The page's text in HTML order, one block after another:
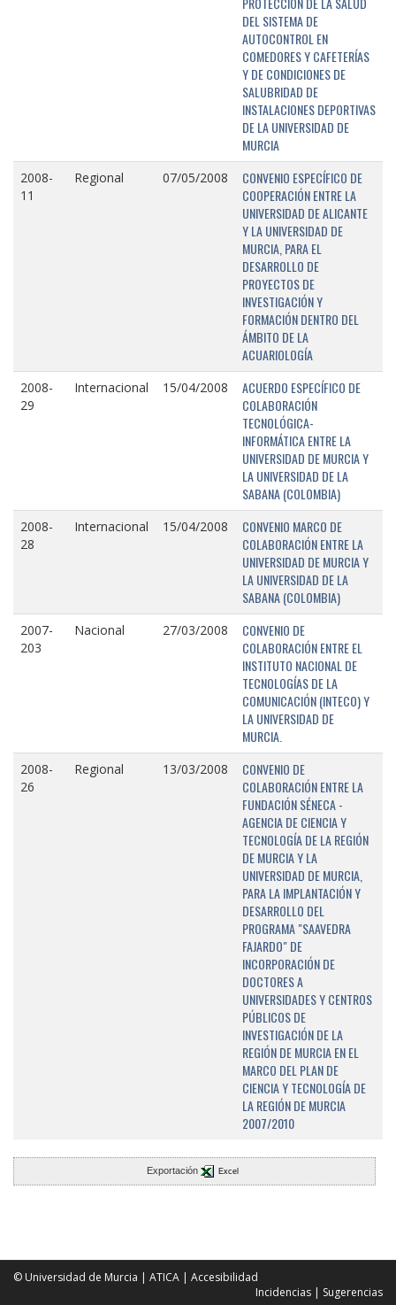
DEL SISTEMA DE
AUTOCONTROL EN
COMEDORES Y CAFETERÍAS
Y DE CONDICIONES DE
SALUBRIDAD DE
INSTALACIONES DEPORTIVAS
DE LA UNIVERSIDAD DE
MURCIA
2008-
11
Regional 07/05/2008
CONVENIO ESPECÍFICO DE
COOPERACIÓN ENTRE LA
UNIVERSIDAD DE ALICANTE
Y LA UNIVERSIDAD DE
MURCIA, PARA EL
DESARROLLO DE
PROYECTOS DE
INVESTIGACIÓN Y
FORMACIÓN DENTRO DEL
ÁMBITO DE LA
ACUARIOLOGÍA
2008-
29
Internacional 15/04/2008
ACUERDO ESPECÍFICO DE
COLABORACIÓN
TECNOLÓGICA-
INFORMÁTICA ENTRE LA
UNIVERSIDAD DE MURCIA Y
LA UNIVERSIDAD DE LA
SABANA (COLOMBIA)
2008-
28
Internacional 15/04/2008
CONVENIO MARCO DE
COLABORACIÓN ENTRE LA
UNIVERSIDAD DE MURCIA Y
LA UNIVERSIDAD DE LA
SABANA (COLOMBIA)
2007-
203
Nacional 27/03/2008
CONVENIO DE
COLABORACIÓN ENTRE EL
INSTITUTO NACIONAL DE
TECNOLOGÍAS DE LA
COMUNICACIÓN (INTECO) Y
LA UNIVERSIDAD DE
MURCIA.
2008-
26
Regional 13/03/2008
CONVENIO DE
COLABORACIÓN ENTRE LA
FUNDACIÓN SÉNECA -
AGENCIA DE CIENCIA Y
TECNOLOGÍA DE LA REGIÓN
DE MURCIA Y LA
UNIVERSIDAD DE MURCIA,
PARA LA IMPLANTACIÓN Y
DESARROLLO DEL
PROGRAMA "SAAVEDRA
FAJARDO" DE
INCORPORACIÓN DE
DOCTORES A
UNIVERSIDADES Y CENTROS
PÚBLICOS DE
INVESTIGACIÓN DE LA
REGIÓN DE MURCIA EN EL
MARCO DEL PLAN DE
CIENCIA Y TECNOLOGÍA DE
LA REGIÓN DE MURCIA
2007/2010
Exportación Excel
© Universidad de Murcia | ATICA | Accesibilidad
Incidencias | Sugerencias